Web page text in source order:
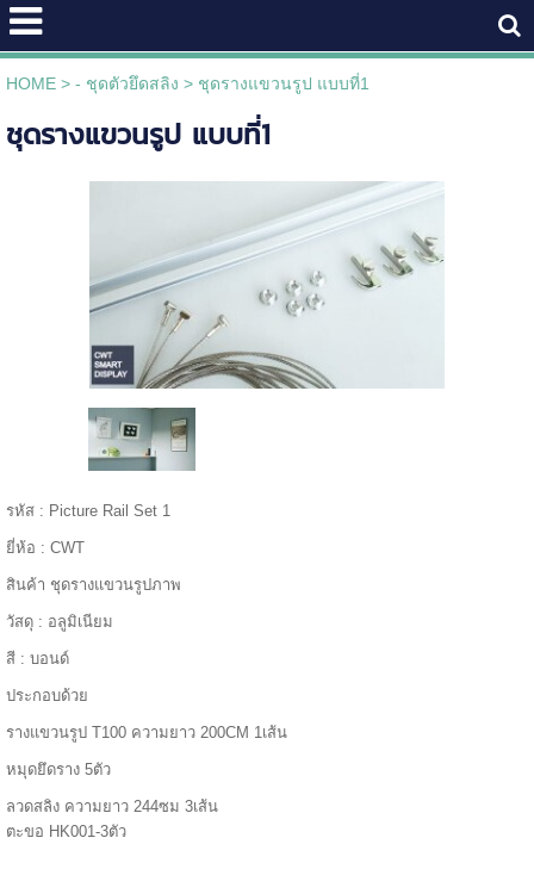
HOME> - ชุดตัวยึดสลิง > ชุดรางแขวนรูป แบบที่1
ชุดรางแขวนรูป แบบที่1
รหัส : Picture Rail Set 1
ยี่ห้อ : CWT
สินค้า ชุดรางแขวนรูปภาพ
วัสดุ : อลูมิเนียม
สี : บอนด์
ประกอบด้วย
รางแขวนรูป T100 ความยาว 200CM 1เส้น
หมุดยึดราง 5ตัว
ลวดสลิง ความยาว 244ซม 3เส้น
ตะขอ HK001-3ตัว